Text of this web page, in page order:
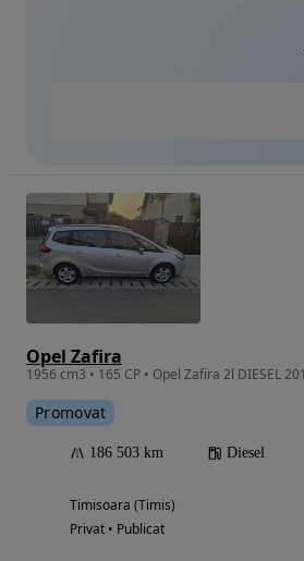
Opel Zafira
1956 cm3 • 165 CP • Opel Zafira 2l DIESEL
Promovat
186 503 km Diesel
Timisoara (Timis)
Privat • Publicat